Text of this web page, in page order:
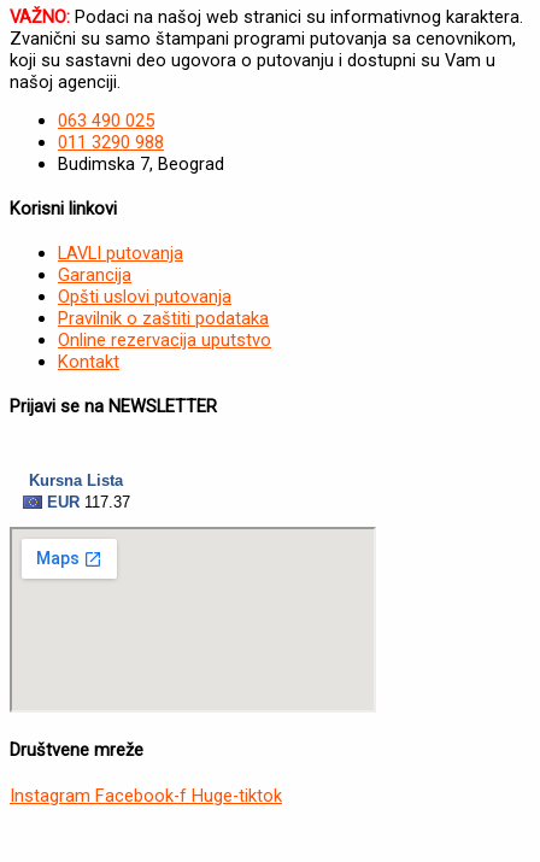
VAŽNO: Podaci na našoj web stranici su informativnog karaktera.
Zvanični su samo štampani programi putovanja sa cenovnikom,
koji su sastavni deo ugovora o putovanju i dostupni su Vam u
našoj agenciji.
063 490 025
011 3290 988
Budimska 7, Beograd
Korisni linkovi
LAVLI putovanja
Garancija
Opšti uslovi putovanja
Pravilnik o zaštiti podataka
Online rezervacija uputstvo
Kontakt
Prijavi se na NEWSLETTER
Društvene mreže
Instagram Facebook-f Huge-tiktok